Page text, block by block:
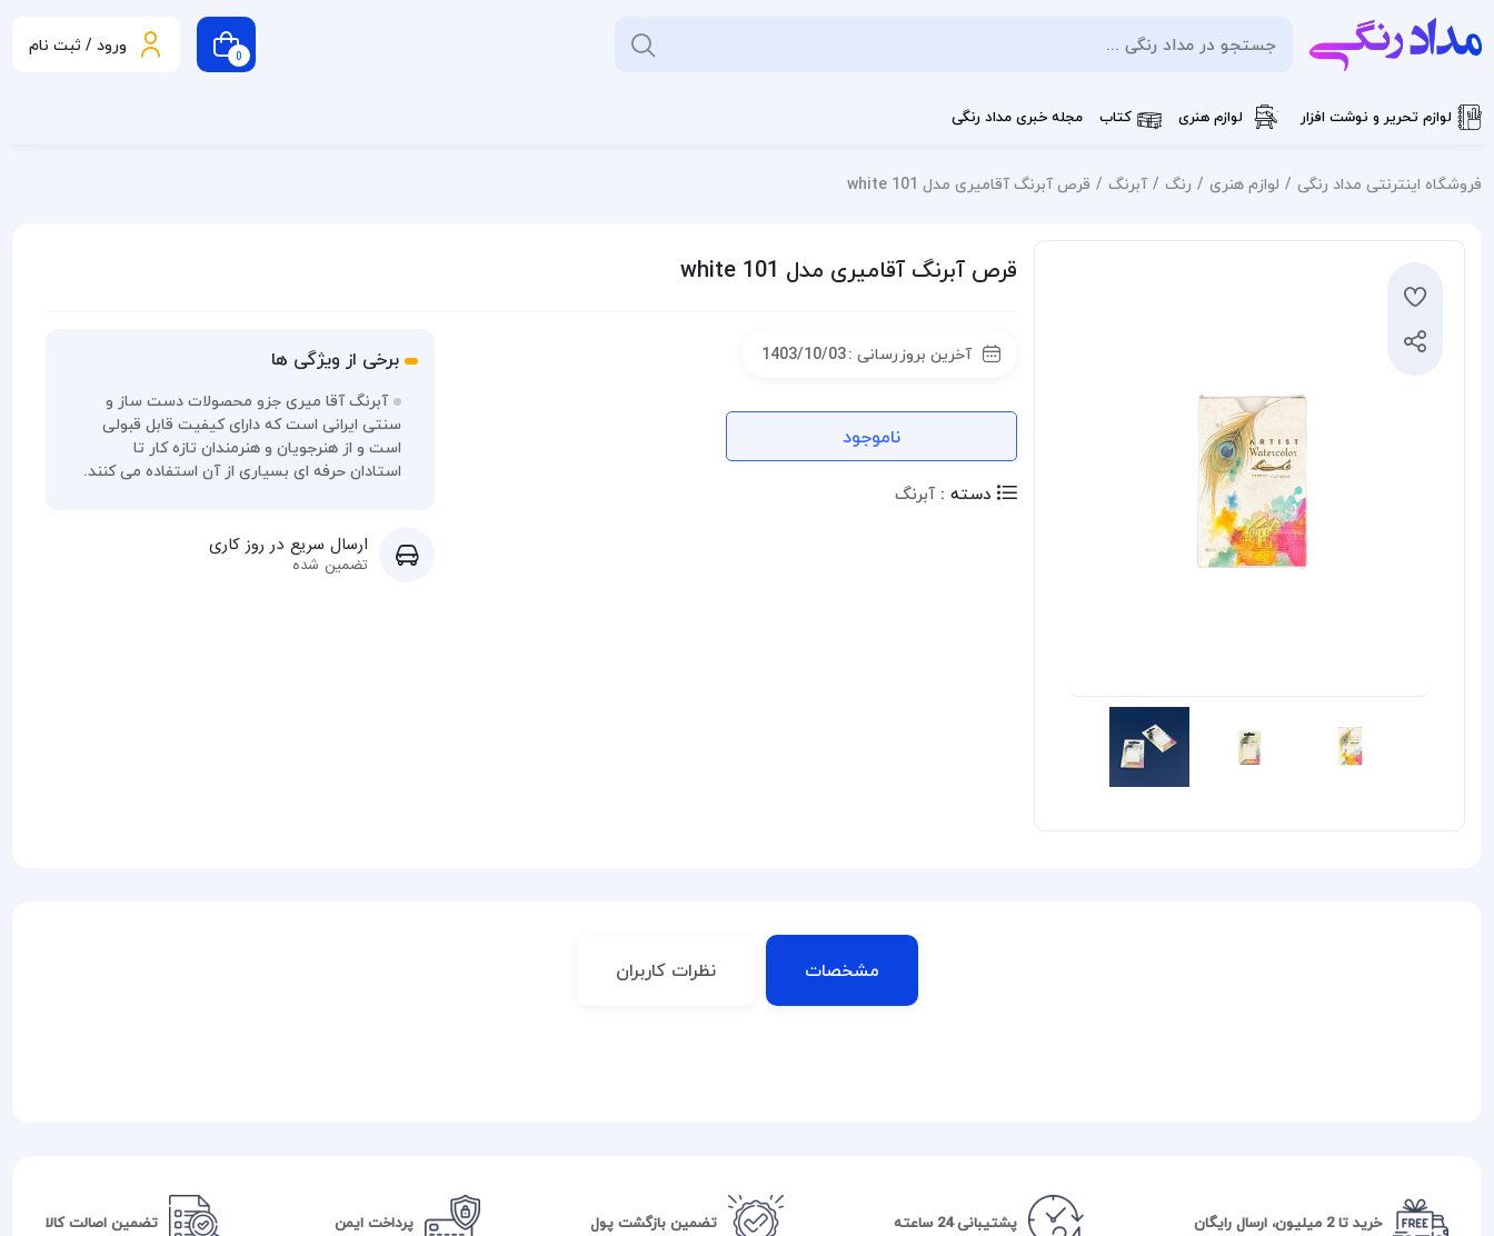
0 ورود / ثبت نام
لوازم تحریر و نوشت افزار لوازم هنری کتاب مجله خبری مداد رنگی
فروشگاه اینترنتی مداد رنگی لوازم هنری رنگ آبرنگ قرص آبرنگ آقامیری مدل white 101
قرص آبرنگ آقامیری مدل white 101
آخرین بروزرسانی :1403/10/03
ناموجود
دسته : آبرنگ
برخی از ویژگی ها
آبرنگ آقا میری جزو محصولات دست ساز و
سنتی ایرانی است که دارای کیفیت قابل قبولی
است و از هنرجویان و هنرمندان تازه کار تا
استادان حرفه ای بسیاری از آن استفاده می کنند.
ارسال سریع در روز کاری
تضمین شده
مشخصات نظرات کاربران
خرید تا 2 میلیون، ارسال رایگان پشتیبانی 24 ساعته تضمین بازگشت پول پرداخت ایمن تضمین اصالت کالا